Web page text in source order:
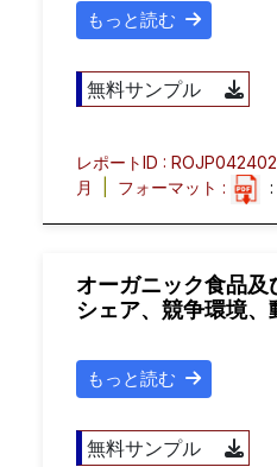
もっと読む
無料サンプル
レポートID :
月
フォーマット : :
オーガニック食品及
シェア、競争環境、
もっと読む
無料サンプル